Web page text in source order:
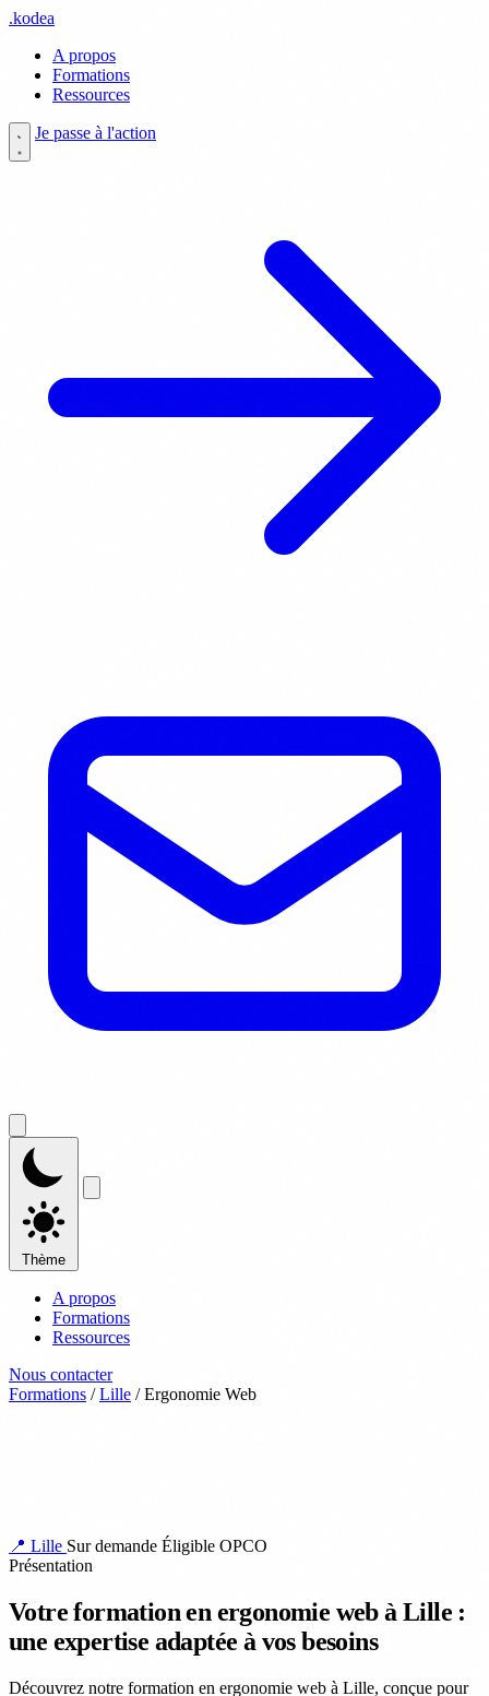
.kodea
A propos
Formations
Ressources
Je passe à l'action
Thème
A propos
Formations
Ressources
Nous contacter
Formations / Lille / Ergonomie Web
📍 Lille Sur demande Éligible OPCO
Présentation
Votre formation en ergonomie web à Lille :
une expertise adaptée à vos besoins
Découvrez notre formation en ergonomie web à Lille, conçue pour